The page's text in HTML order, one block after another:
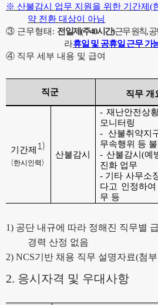
※ 산불감시 업무 지원을 위한 기간제 (
약 전환 대상이 아님
③ 근무형태 : 전일제 (주40시간)근무 원칙,공
라휴일 및 공휴일 근무 가
④ 직무 세부 내용 및 급여
직군 직무 개
기간제 1)
(한시인력)
산불감시
-재난안전상
모니터링
-산불취약지
무속행위 등
- 산불감시 (예
진화 업무
- 기타 사무소
다고 인정하
무 등
1) 공단 내규에 따라 정해진 직무별
경력 산정 없음
2) NCS기반 채용 직무 설명자료(첨부
2. 응시자격 및 우대사항